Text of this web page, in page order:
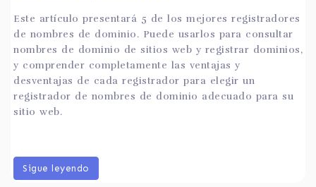
Este artículo presentará 5 de los mejores registradores
de nombres de dominio. Puede usarlos para consultar
nombres de dominio de sitios web y registrar dominios,
y comprender completamente las ventajas y
desventajas de cada registrador para elegir un
registrador de nombres de dominio adecuado para su
sitio web.
Sigue leyendo